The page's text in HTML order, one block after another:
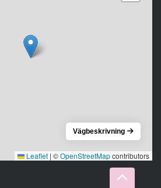
Leaflet | ©OpenStreetMapcontributors
Vägbeskrivning